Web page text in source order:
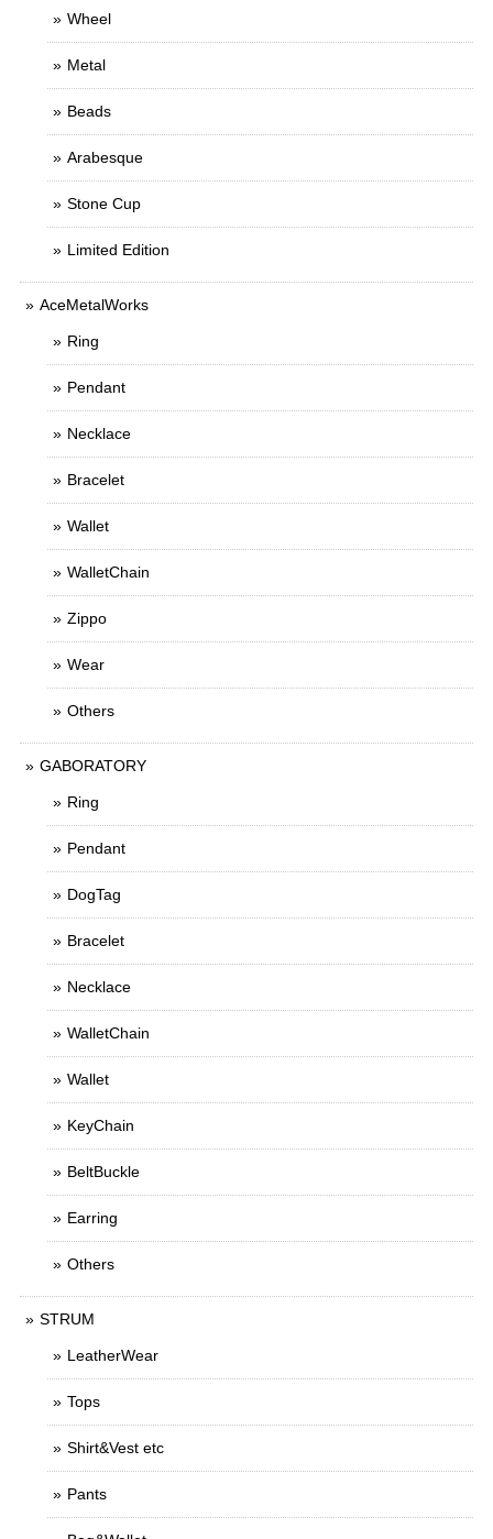
Wheel
Metal
Beads
Arabesque
Stone Cup
Limited Edition
AceMetalWorks
Ring
Pendant
Necklace
Bracelet
Wallet
WalletChain
Zippo
Wear
Others
GABORATORY
Ring
Pendant
DogTag
Bracelet
Necklace
WalletChain
Wallet
KeyChain
BeltBuckle
Earring
Others
STRUM
LeatherWear
Tops
Shirt&Vest etc
Pants